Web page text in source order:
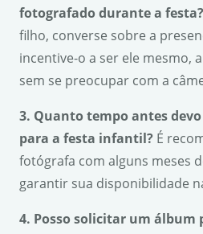
fotografado durante a festa?
filho, converse sobre a
incentive-o a ser ele mesmo,
sem se preocupar com a
3. Quanto tempo antes
para a festa infantil? É
fotógrafa com alguns meses
garantir sua disponibilidade
4. Posso solicitar um álbum